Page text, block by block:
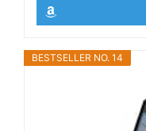
BESTSELLER NO. 14